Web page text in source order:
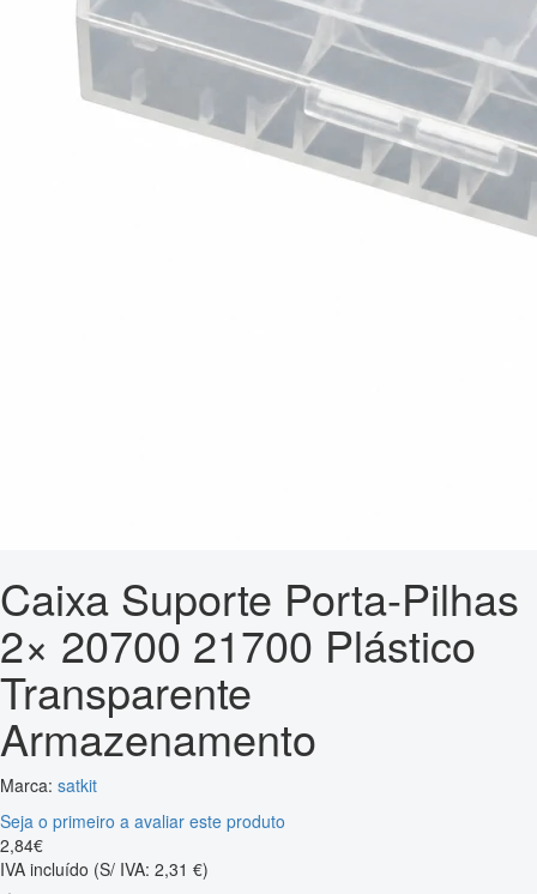
Caixa Suporte Porta-Pilhas
2× 20700 21700 Plástico
Transparente
Armazenamento
Marca: satkit
Seja o primeiro a avaliar este produto
2,84€
IVA incluído (S/ IVA: 2,31 €)